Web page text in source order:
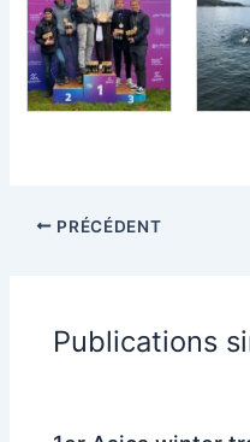
PRÉCÉDENT
Publications